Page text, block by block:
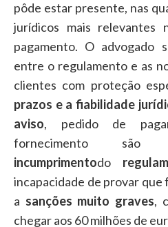
pôde estar presente, nas
jurídicos mais
pagamento. O advogado
entre o regulamento e as
clientes com proteção
prazos e a fiabilidade
aviso, pedido de
fornecimento são
incumprimentodo
incapacidade de provar
a sanções muito graves,
chegar aos 60 milhões de